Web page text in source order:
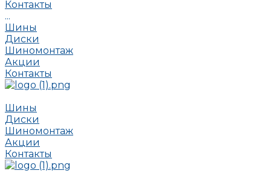
Контакты
...
Шины
Диски
Шиномонтаж
Акции
Контакты
Шины
Диски
Шиномонтаж
Акции
Контакты